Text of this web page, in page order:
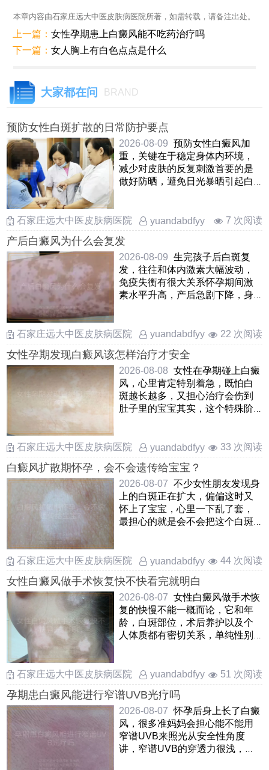
本章内容由石家庄远大中医皮肤病医院所著，如需转载，请备注出处。
上一篇：女性孕期患上白癜风能不吃药治疗吗
下一篇：女人胸上有白色点点是什么
大家都在问 BRAND
预防女性白斑扩散的日常防护要点
2026-08-09 预防女性白癜风加
重，关键在于稳定身体内环境，
减少对皮肤的反复刺激首要的是
做好防晒，避免日光暴晒引起白
石家庄远大中医皮肤病医院
yuandabdfyy 7 次阅读
产后白癜风为什么会复发
2026-08-09 生完孩子后白斑复
发，往往和体内激素大幅波动，
免疫失衡有很大关系怀孕期间激
素水平升高，产后急剧下降，身
石家庄远大中医皮肤病医院
yuandabdfyy 22 次阅读
女性孕期发现白癜风该怎样治疗才安全
2026-08-08 女性在孕期碰上白癜
风，心里肯定特别着急，既怕白
斑越长越多，又担心治疗会伤到
肚子里的宝宝其实，这个特殊阶
石家庄远大中医皮肤病医院
yuandabdfyy 33 次阅读
白癜风扩散期怀孕，会不会遗传给宝宝？
2026-08-07 不少女性朋友发现身
上的白斑正在扩大，偏偏这时又
怀上了宝宝，心里一下乱了套，
最担心的就是会不会把这个白斑
石家庄远大中医皮肤病医院
yuandabdfyy 44 次阅读
女性白癜风做手术恢复快不快看完就明白
2026-08-07 女性白癜风做手术恢
复的快慢不能一概而论，它和年
龄，白斑部位，术后养护以及个
人体质都有密切关系，单纯性别
石家庄远大中医皮肤病医院
yuandabdfyy 51 次阅读
孕期患白癜风能进行窄谱UVB光疗吗
2026-08-07 怀孕后身上长了白癜
风，很多准妈妈会担心能不能用
窄谱UVB来照光从安全性角度
讲，窄谱UVB的穿透力很浅，只